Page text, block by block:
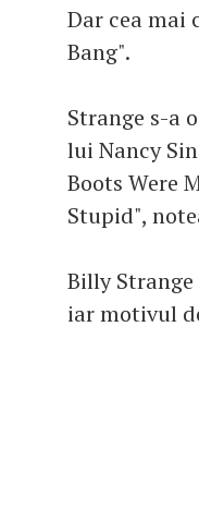
Dar cea mai
Bang".
Strange s-a
lui Nancy
Boots Were
Stupid",
Billy
iar motivul